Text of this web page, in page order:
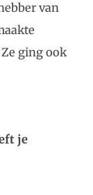
van
ging ook
je